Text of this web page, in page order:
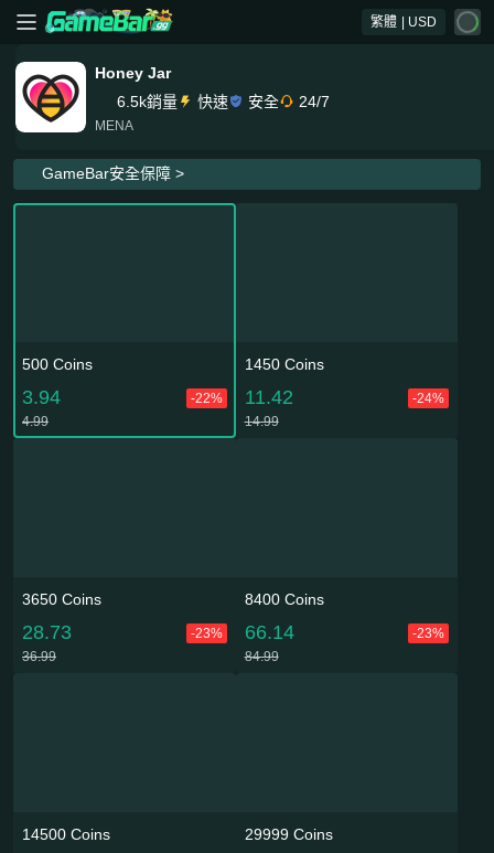
繁體 | USD
Honey Jar
6.5k銷量
快速 安全 24/7
MENA
GameBar安全保障 >
500 Coins
3.94
-22%
4.99
1450 Coins
11.42
-24%
14.99
3650 Coins
28.73
-23%
36.99
8400 Coins
66.14
-23%
84.99
14500 Coins 29999 Coins